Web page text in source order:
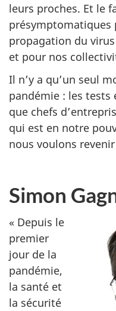
leurs proches. Et le
présymptomatiques
propagation du
et pour nos
Il n’y a qu’un seul
pandémie : les tests
que chefs
qui est en notre
nous voulons
Simon
« Depuis le
premier
jour de la
pandémie,
la santé et
la sécurité